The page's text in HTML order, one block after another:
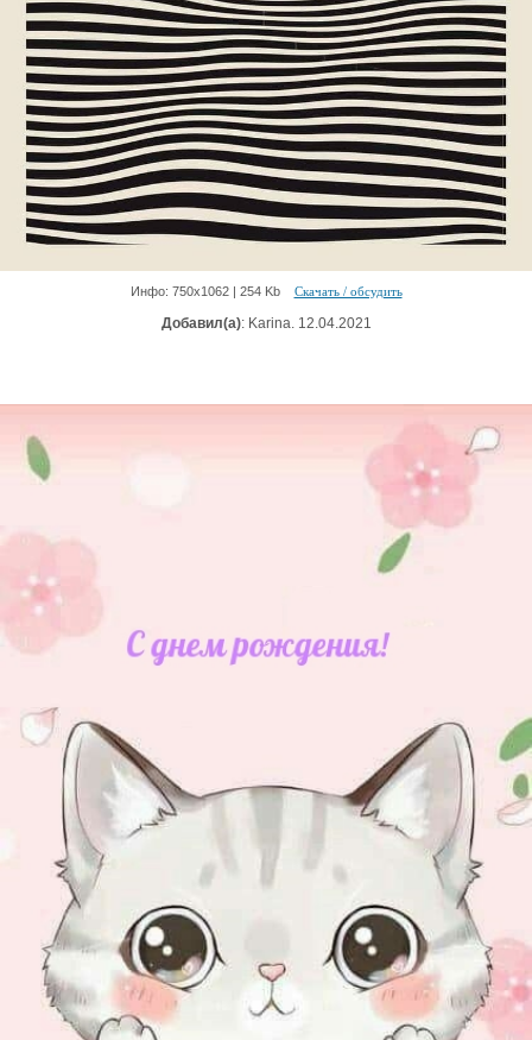
Инфо: 750х1062 | 254 Kb Скачать / обсудить
Добавил(а): Karina. 12.04.2021